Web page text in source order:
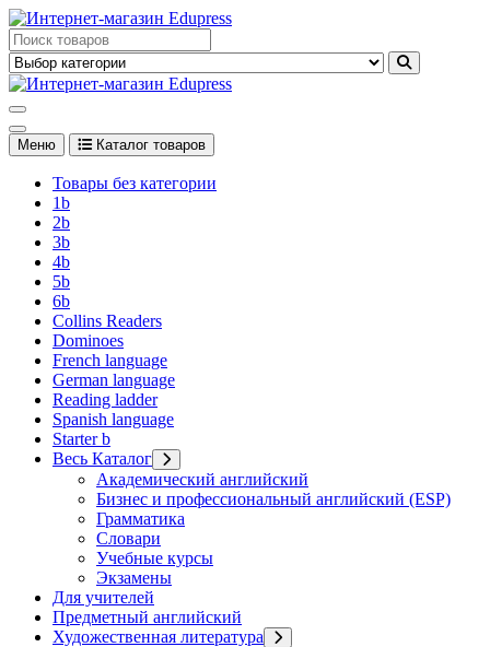
Перейти
к
содержимому
Edupress Uzbekistan, Edupress Узбекистан, книги, учебники на
английском языке
английском языке
Меню Каталог товаров
Товары без категории
1b
2b
3b
4b
5b
6b
Collins Readers
Dominoes
French language
German language
Reading ladder
Spanish language
Starter b
Весь Каталог
Академический английский
Бизнес и профессиональный английский (ESP)
Грамматика
Словари
Учебные курсы
Экзамены
Для учителей
Предметный английский
Художественная литература